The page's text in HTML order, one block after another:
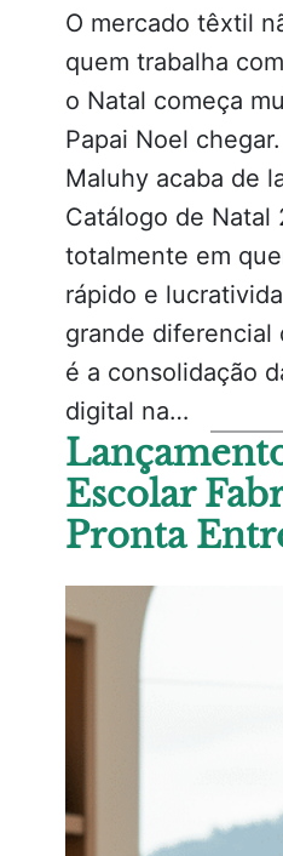
O mercado têxtil
quem trabalha
o Natal começa
Papai Noel
Maluhy acaba de
Catálogo de Natal
totalmente em
rápido e
grande diferencial
é a consolidação
digital na…
Escolar
Pronta